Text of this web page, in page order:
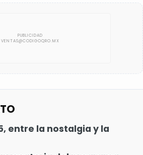
entre la nostalgia y la